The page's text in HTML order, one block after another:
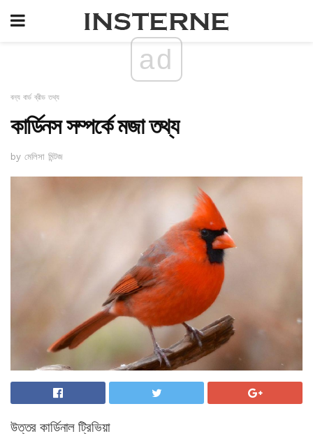
ad
বন্য বার্ড ব্রীড তথ্য
কার্ডিনস সম্পর্কে মজা তথ্য
by মেলিসা মিন্টজ
উত্তর কার্ডিনাল ট্রিভিয়া